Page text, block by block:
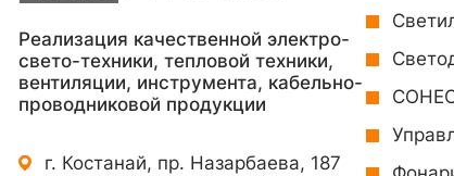
Реализация качественной электро-
свето-техники, тепловой техники,
вентиляции, инструмента, кабельно-
проводниковой продукции
г. Костанай, пр. Назарбаева, 187